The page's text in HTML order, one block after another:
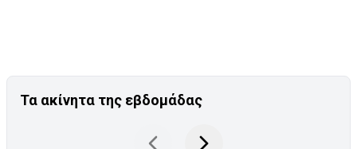
Τα ακίνητα της εβδομάδας